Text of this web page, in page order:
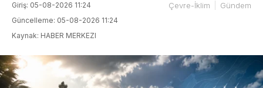
Giriş: 05-08-2026 11:24
Güncelleme: 05-08-2026 11:24
Kaynak: HABER MERKEZI
Çevre-İklim Gündem